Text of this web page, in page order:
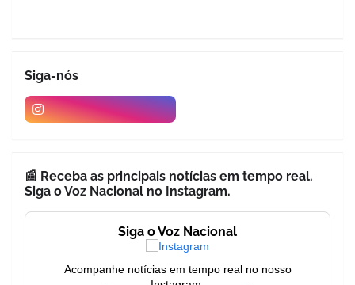
Siga-nós
📰 Receba as principais notícias em tempo real.
Siga o Voz Nacional no Instagram.
Siga o Voz Nacional
Acompanhe notícias em tempo real no nosso